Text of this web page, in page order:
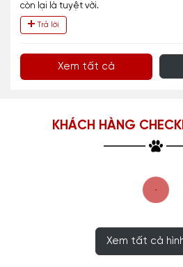
còn lại là tuyệt vời.
Trả lời
Xem tất cả
KHÁCH HÀNG
Xem tất cả